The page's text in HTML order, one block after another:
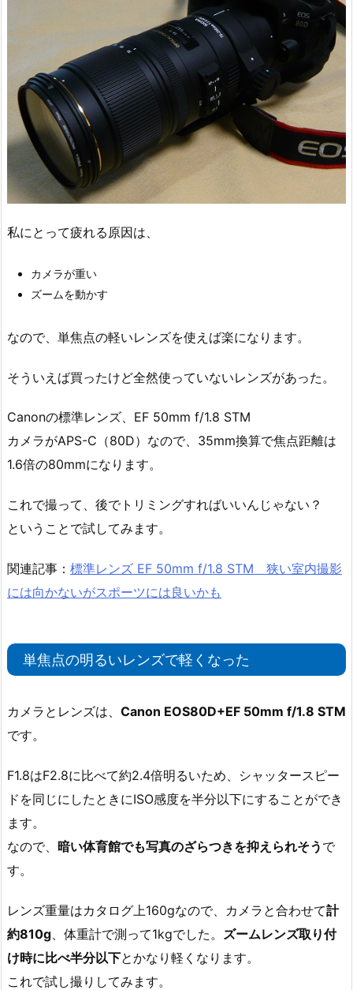
私にとって疲れる原因は、
カメラが重い
ズームを動かす
なので、単焦点の軽いレンズを使えば楽になります。
そういえば買ったけど全然使っていないレンズがあった。
Canonの標準レンズ、EF 50mm f/1.8 STM
カメラがAPS-C（80D）なので、35mm換算で焦点距離は
1.6倍の80mmになります。
これで撮って、後でトリミングすればいいんじゃない？
ということで試してみます。
関連記事： 標準レンズ EF 50mm f/1.8 STM 狭い室内撮影
には向かないがスポーツには良いかも
単焦点の明るいレンズで軽くなった
カメラとレンズは、 Canon EOS80D+EF 50mm f/1.8 STM
です。
F1.8はF2.8に比べて約2.4倍明るいため、シャッタースピー
ドを同じにしたときにISO感度を半分以下にすることができ
ます。
なので、 暗い体育館でも写真のざらつきを抑えられそう で
す。
レンズ重量はカタログ上160gなので、カメラと合わせて計
約810g 、体重計で測って1kgでした。 ズームレンズ取り付
け時に比べ半分以下とかなり軽くなります。
これで試し撮りしてみます。